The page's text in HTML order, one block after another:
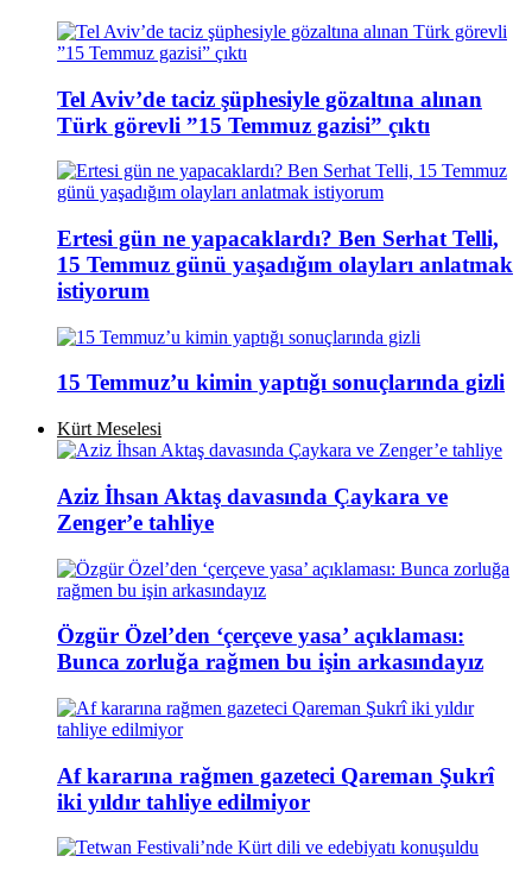
Tel Aviv’de taciz şüphesiyle gözaltına alınan
Türk görevli ”15 Temmuz gazisi” çıktı
Ertesi gün ne yapacaklardı? Ben Serhat Telli,
15 Temmuz günü yaşadığım olayları anlatmak
istiyorum
15 Temmuz’u kimin yaptığı sonuçlarında gizli
Kürt Meselesi
Aziz İhsan Aktaş davasında Çaykara ve
Zenger’e tahliye
Özgür Özel’den ‘çerçeve yasa’ açıklaması:
Bunca zorluğa rağmen bu işin arkasındayız
Af kararına rağmen gazeteci Qareman Şukrî
iki yıldır tahliye edilmiyor